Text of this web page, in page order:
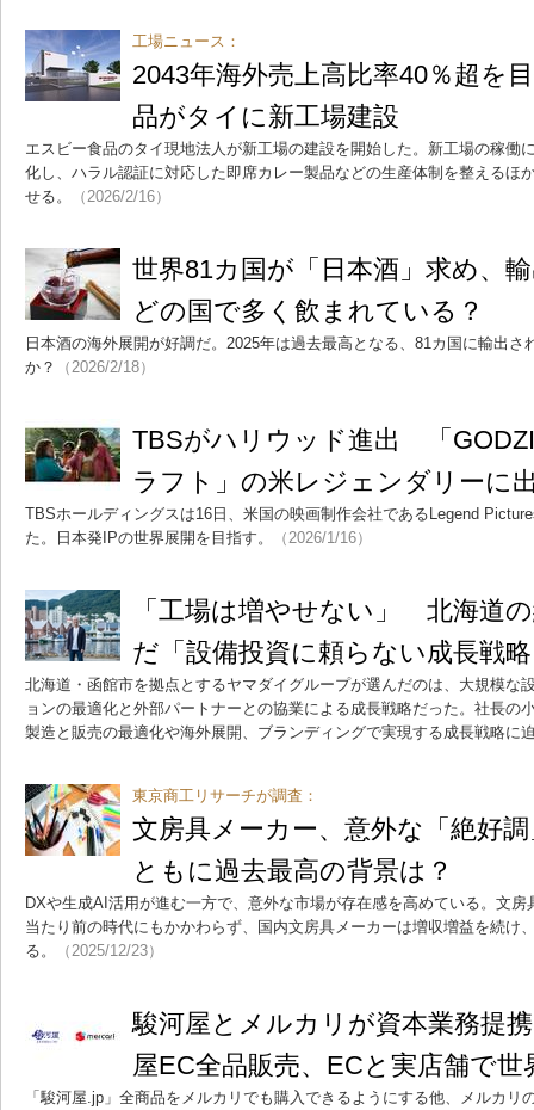
工場ニュース：
2043年海外売上高比率40％超を
品がタイに新工場建設
エスビー食品のタイ現地法人が新工場の建設を開始した。新工場の稼働
化し、ハラル認証に対応した即席カレー製品などの生産体制を整えるほ
せる。
（2026/2/16）
世界81カ国が「日本酒」求め、
どの国で多く飲まれている？
日本酒の海外展開が好調だ。2025年は過去最高となる、81カ国に輸出
か？
（2026/2/18）
TBSがハリウッド進出 「
ラフト」の米レジェンダリーに
TBSホールディングスは16日、米国の映画制作会社であるLegend
た。日本発IPの世界展開を目指す。
（2026/1/16）
「工場は増やせない」 北海道
だ「設備投資に頼らない成長戦
北海道・函館市を拠点とするヤマダイグループが選んだのは、大規模な
ョンの最適化と外部パートナーとの協業による成長戦略だった。社長の
製造と販売の最適化や海外展開、ブランディングで実現する成長戦略に
東京商工リサーチが調査：
文房具メーカー、意外な「絶好
ともに過去最高の背景は？
DXや生成AI活用が進む一方で、意外な市場が存在感を高めている。文
当たり前の時代にもかかわらず、国内文房具メーカーは増収増益を続け
る。
（2025/12/23）
駿河屋とメルカリが資本業務提
屋EC全品販売、ECと実店舗で世
「駿河屋.jp」全商品をメルカリでも購入できるようにする他、メルカリ